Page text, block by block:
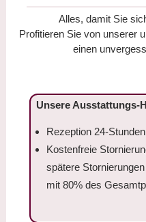
Alles, damit Sie
Profitieren Sie von unserer
einen
Unsere Ausstattungs-
Rezeption 24-Stunden
Kostenfreie
spätere
mit 80% des